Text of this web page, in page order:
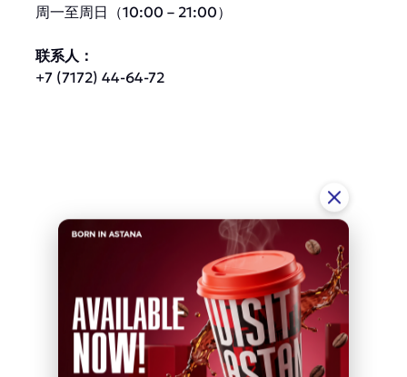
周一至周日（10:00 – 21:00）
联系人：
+7 (7172) 44-64-72